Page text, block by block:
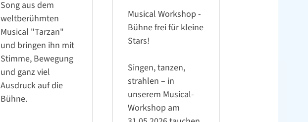
Song aus dem
weltberühmten
Musical "Tarzan"
und bringen ihn mit
Stimme, Bewegung
und ganz viel
Ausdruck auf die
Bühne.
Musical Workshop -
Bühne frei für kleine
Stars!
Singen, tanzen,
strahlen – in
unserem Musical-
Workshop am